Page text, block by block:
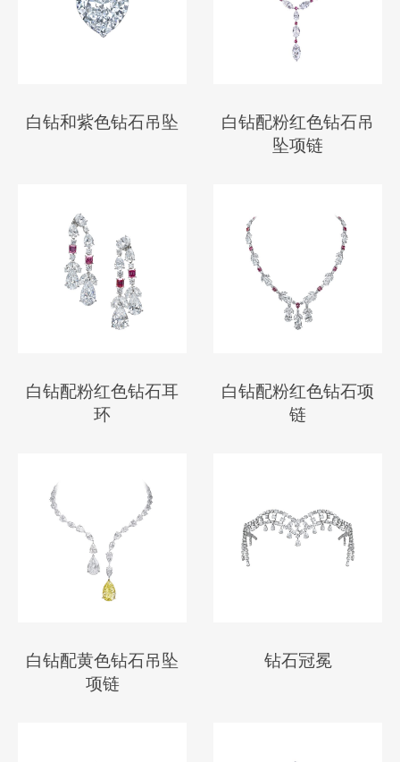
白钻和紫色钻石吊坠
白钻配粉红色钻石吊
坠项链
白钻配粉红色钻石耳
环
白钻配粉红色钻石项
链
白钻配黄色钻石吊坠
项链
钻石冠冕